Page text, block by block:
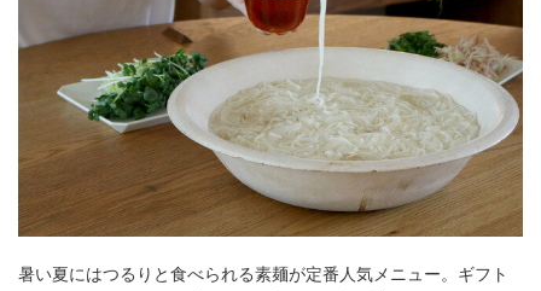
暑い夏にはつるりと食べられる素麺が定番人気メニュー。ギフト